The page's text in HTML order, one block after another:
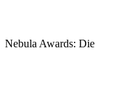
Nebula Awards: Die